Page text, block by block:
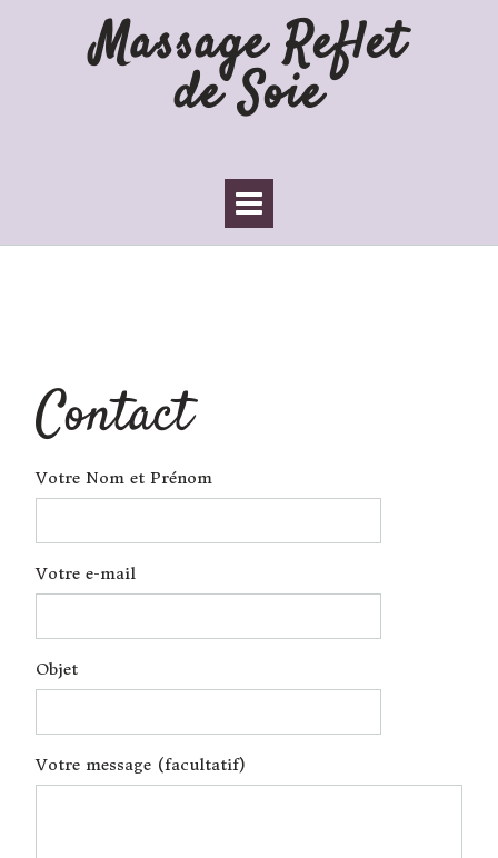
Massage Reflet
de Soie
Contact
Votre Nom et Prénom
Votre e-mail
Objet
Votre message (facultatif)